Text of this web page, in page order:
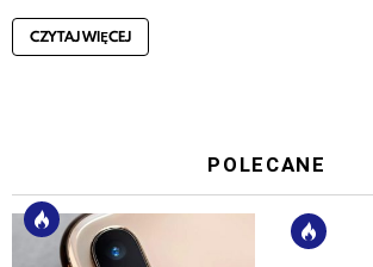
CZYTAJ WIĘCEJ
POLECANE